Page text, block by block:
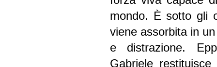
mondo. È sotto gli
viene assorbita in
e distrazione.
Gabriele